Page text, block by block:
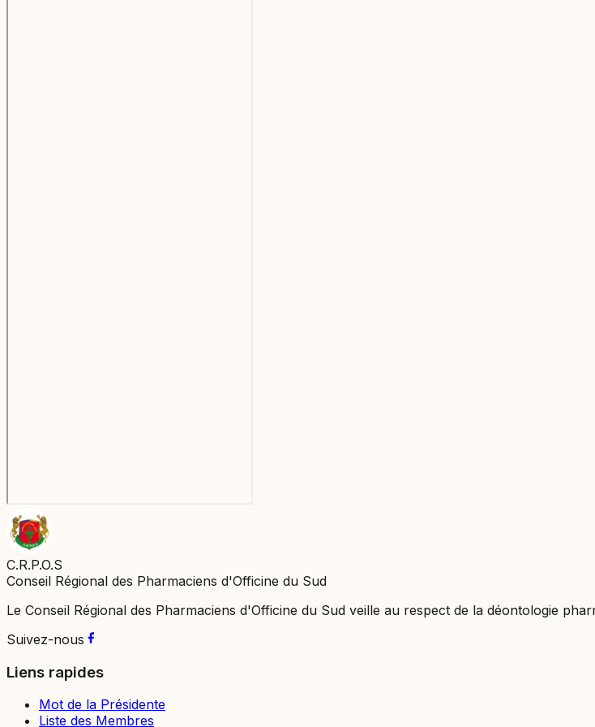
C.R.P.O.S
Conseil Régional des Pharmaciens d'Officine du Sud
Le Conseil Régional des Pharmaciens d'Officine du Sud veille au respect de la déontologie
Suivez-nous
Liens rapides
Mot de la Présidente
Liste des Membres